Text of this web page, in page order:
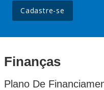
Cadastre-se
Finanças
Plano De